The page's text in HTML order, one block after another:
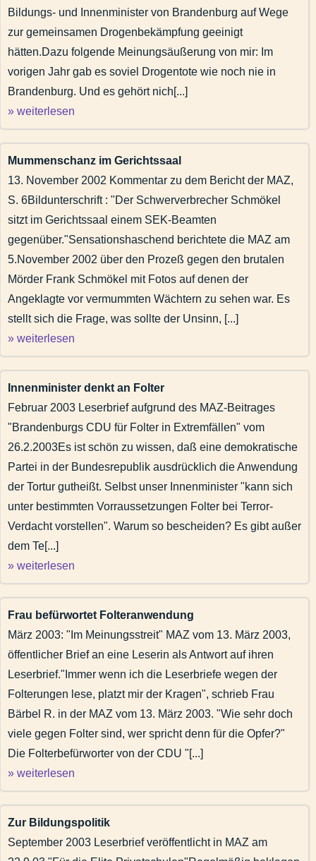
Bildungs- und Innenminister von Brandenburg auf Wege
zur gemeinsamen Drogenbekämpfung geeinigt
hätten.Dazu folgende Meinungsäußerung von mir: Im
vorigen Jahr gab es soviel Drogentote wie noch nie in
Brandenburg. Und es gehört nich[...]
» weiterlesen
Mummenschanz im Gerichtssaal
13. November 2002 Kommentar zu dem Bericht der MAZ,
S. 6Bildunterschrift : "Der Schwerverbrecher Schmökel
sitzt im Gerichtssaal einem SEK-Beamten
gegenüber."Sensationshaschend berichtete die MAZ am
5.November 2002 über den Prozeß gegen den brutalen
Mörder Frank Schmökel mit Fotos auf denen der
Angeklagte vor vermummten Wächtern zu sehen war. Es
stellt sich die Frage, was sollte der Unsinn, [...]
» weiterlesen
Innenminister denkt an Folter
Februar 2003 Leserbrief aufgrund des MAZ-Beitrages
"Brandenburgs CDU für Folter in Extremfällen" vom
26.2.2003Es ist schön zu wissen, daß eine demokratische
Partei in der Bundesrepublik ausdrücklich die Anwendung
der Tortur gutheißt. Selbst unser Innenminister "kann sich
unter bestimmten Vorraussetzungen Folter bei Terror-
Verdacht vorstellen". Warum so bescheiden? Es gibt außer
dem Te[...]
» weiterlesen
Frau befürwortet Folteranwendung
März 2003: "Im Meinungsstreit" MAZ vom 13. März 2003,
öffentlicher Brief an eine Leserin als Antwort auf ihren
Leserbrief."Immer wenn ich die Leserbriefe wegen der
Folterungen lese, platzt mir der Kragen", schrieb Frau
Bärbel R. in der MAZ vom 13. März 2003. "Wie sehr doch
viele gegen Folter sind, wer spricht denn für die Opfer?"
Die Folterbefürworter von der CDU "[...]
» weiterlesen
Zur Bildungspolitik
September 2003 Leserbrief veröffentlicht in MAZ am